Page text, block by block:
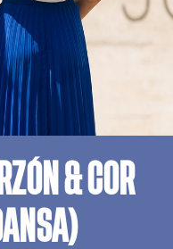
& COR